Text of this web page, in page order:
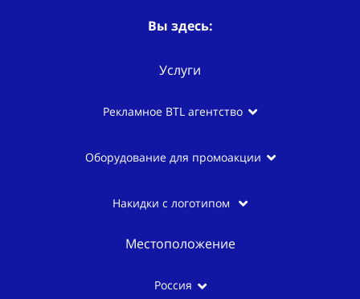
Вы здесь:
Услуги
Рекламное BTL агентство
Оборудование для промоакции
Накидки с логотипом
Местоположение
Россия